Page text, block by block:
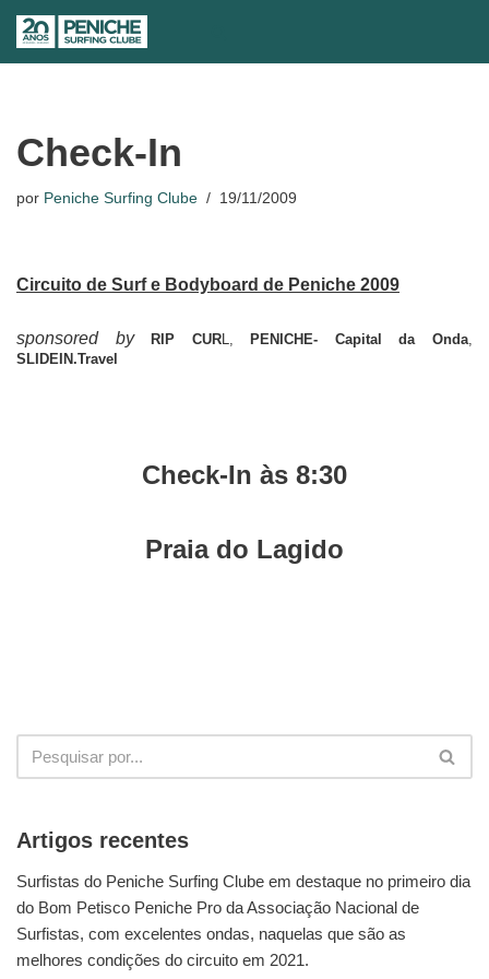
conteúdo
Check-In
por Peniche Surfing Clube 19/11/2009
Circuito de Surf e Bodyboard de Peniche 2009
sponsored by RIP CURL, PENICHE- Capital da Onda,
SLIDEIN.Travel
Check-In às 8:30
Praia do Lagido
Artigos recentes
Surfistas do Peniche Surfing Clube em destaque no primeiro dia
do Bom Petisco Peniche Pro da Associação Nacional de
Surfistas, com excelentes ondas, naquelas que são as
melhores condições do circuito em 2021.